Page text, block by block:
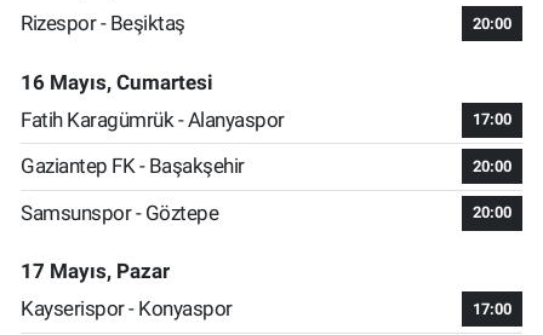
Rizespor - Beşiktaş
20:00
16 Mayıs, Cumartesi
Fatih Karagümrük - Alanyaspor
17:00
Gaziantep FK - Başakşehir 20:00
Samsunspor - Göztepe 20:00
17 Mayıs, Pazar
Kayserispor - Konyaspor
17:00